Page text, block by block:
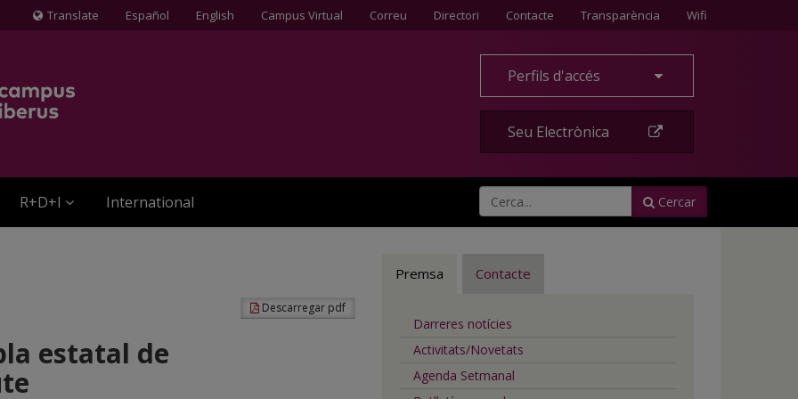
Icona
Translate Español English Campus Virtual Correu Directori Contacte
Contacte Transparència Wifi
Perfils d'accés
Seu Electrònica
R+D+I International Cercar
Descarregar pdf
estatal de
Premsa Contacte
Darreres notícies
Activitats/Novetats
Agenda Setmanal